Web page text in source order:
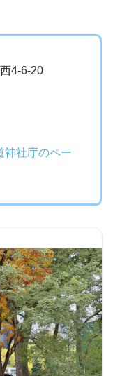
4-6-20
神社庁のペー